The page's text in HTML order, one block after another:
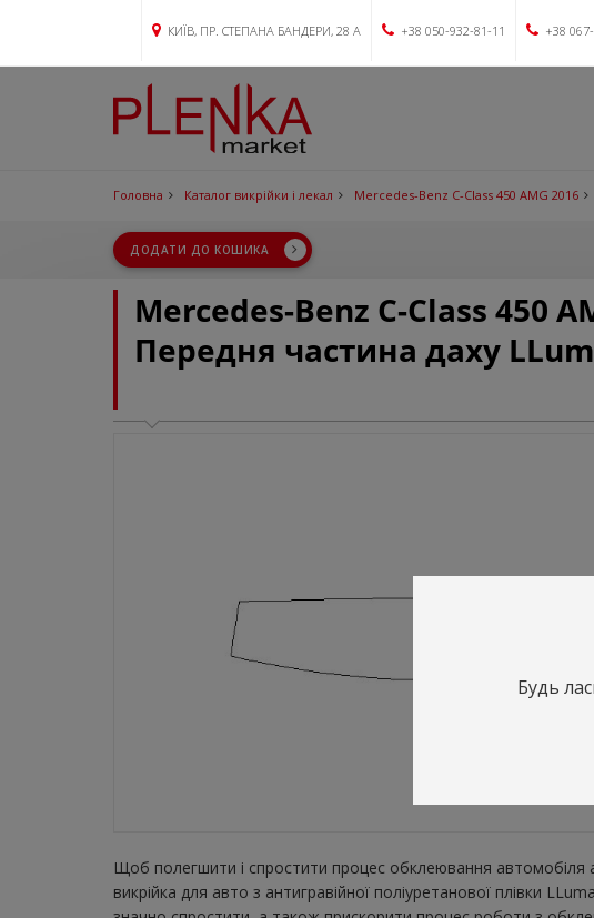
КИЇВ, ПР. СТЕПАНА БАНДЕРИ, 28 А +38 050-932-81-11 +38
Головна Каталог викрійки і лекал Mercedes-Benz C-Class 450 AMG 2016
ДОДАТИ ДО КОШИКА
Mercedes-Benz C-Class 450
Передня частина даху
Щоб полегшити і спростити процес обклеювання автомобіля
викрійка для авто з антигравійної поліуретанової плівки
Будь